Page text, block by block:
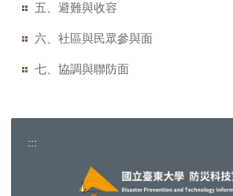
五、避難與收容
六、社區與民眾參與面
七、協調與聯防面
:::